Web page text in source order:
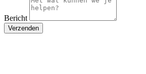
Bericht
Verzenden